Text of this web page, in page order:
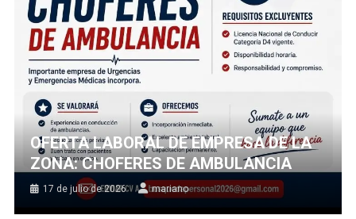
OFERTA LABORAL DE EMPRESA DE LA
ZONA: CHOFERES DE AMBULANCIA
17 de julio de 2026 mariano